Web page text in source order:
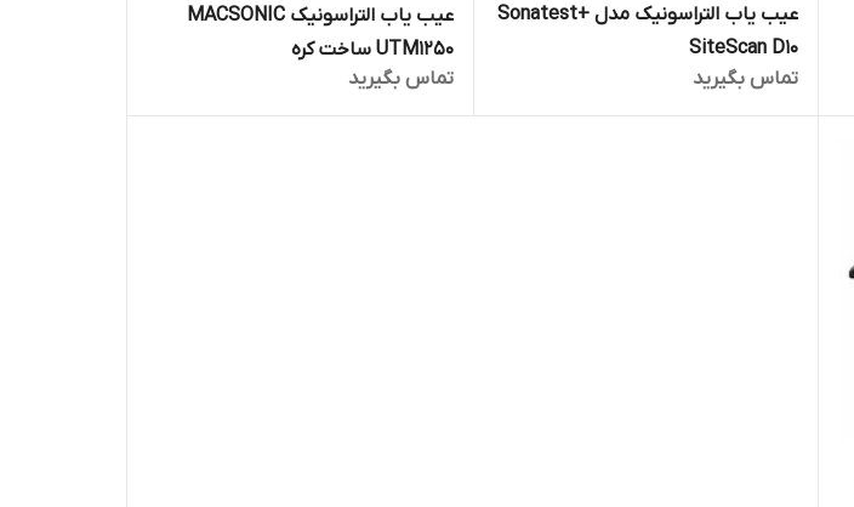
عیب یاب التراسونیک مدل +Sonatest
SiteScan D10
تماس بگیرید
عیب یاب التراسونیک MACSONIC
UTM1250 ساخت کره
تماس بگیرید